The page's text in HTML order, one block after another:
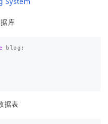
库
blog ;
据表